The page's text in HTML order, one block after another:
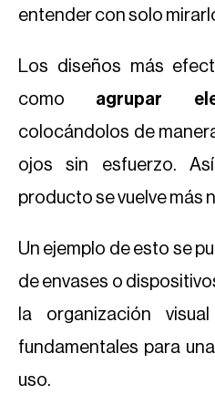
entender con solo
Los diseños más
como agrupar
colocándolos de
ojos sin esfuerzo.
producto se vuelve más
Un ejemplo de esto se
de envases o
la organización
fundamentales para
uso.